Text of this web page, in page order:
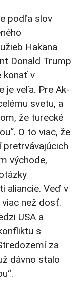
podľa slov
Hakana
Donald Trump
konať v
je veľa. Pre Ak-
svetu, a
že turecké
O to viac, že
východe,
aliancie. Veď v
než dosť.
USA a
s
za
dávno stalo